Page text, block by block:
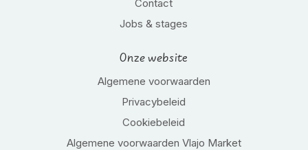
Contact
Jobs & stages
Onze website
Algemene voorwaarden
Privacybeleid
Cookiebeleid
Algemene voorwaarden Vlajo Market